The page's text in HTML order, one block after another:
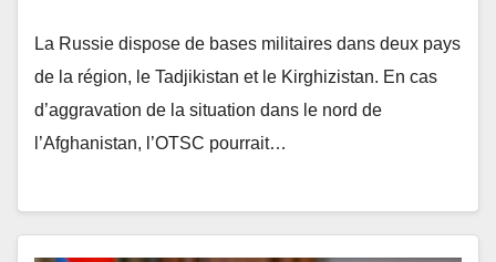
La Russie dispose de bases militaires dans deux pays
de la région, le Tadjikistan et le Kirghizistan. En cas
d’aggravation de la situation dans le nord de
l’Afghanistan, l’OTSC pourrait…